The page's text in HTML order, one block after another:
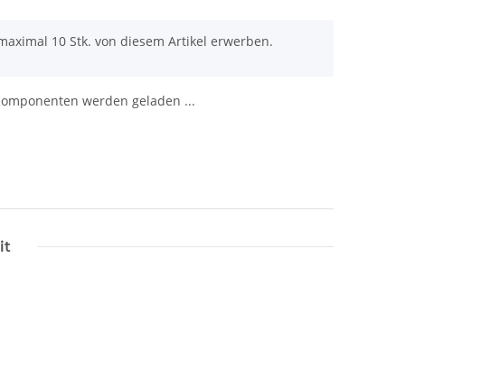
10 Stk. von diesem Artikel erwerben.
werden geladen ...